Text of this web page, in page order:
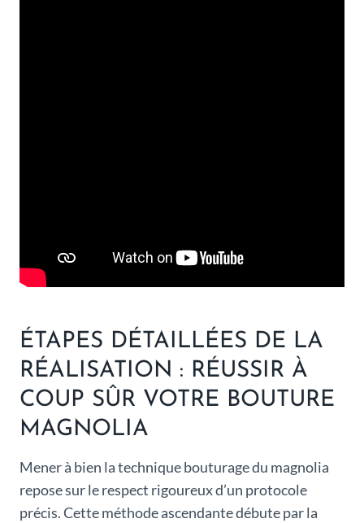
ÉTAPES DÉTAILLÉES DE LA
RÉALISATION : RÉUSSIR À
COUP SÛR VOTRE BOUTURE
MAGNOLIA
Mener à bien la technique bouturage du magnolia
repose sur le respect rigoureux d’un protocole
précis. Cette méthode ascendante débute par la